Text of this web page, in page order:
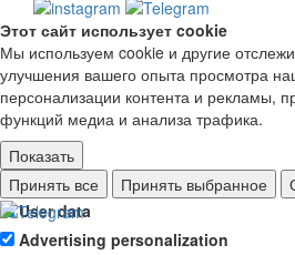
Этот сайт использует cookie
Мы используем cookie и другие
улучшения вашего опыта просмотра
персонализации контента и рекламы,
функций медиа и анализа трафика.
Показать
Ad storage
User data
Advertising personalization
Принять все Принять выбранное